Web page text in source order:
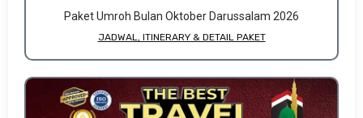
Paket Umroh Bulan Oktober Darussalam 2026
JADWAL, ITINERARY & DETAIL PAKET